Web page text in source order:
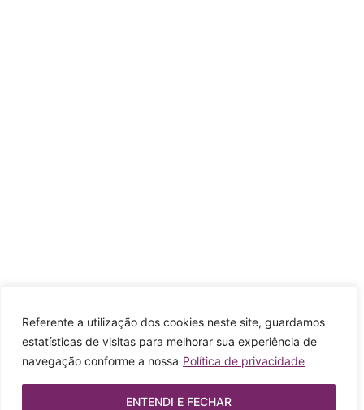
Referente a utilização dos cookies neste site, guardamos
estatísticas de visitas para melhorar sua experiência de
navegação conforme a nossa Política de privacidade
ENTENDI E FECHAR